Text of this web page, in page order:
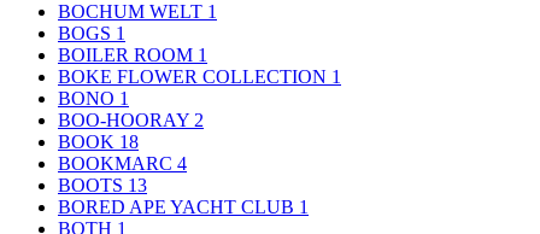
BOCHUM WELT 1
BOGS 1
BOILER ROOM 1
BOKE FLOWER COLLECTION 1
BONO 1
BOO-HOORAY 2
BOOK 18
BOOKMARC 4
BOOTS 13
BORED APE YACHT CLUB 1
BOTH 1